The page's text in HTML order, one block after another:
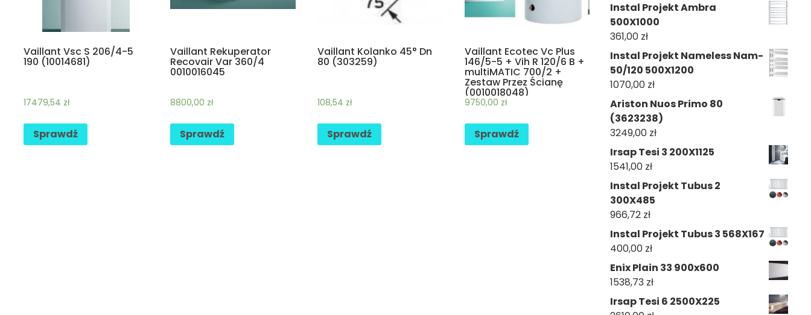
Vaillant Vsc S 206/4-5
190 (10014681)
17479,54 zł
Sprawdź
Vaillant Rekuperator
Recovair Var 360/4
0010016045
8800,00 zł
Sprawdź
Vaillant Kolanko 45° Dn
80 (303259)
108,54 zł
Sprawdź
Vaillant Ecotec Vc Plus
146/5-5 + Vih R 120/6 B +
multiMATIC 700/2 +
Zestaw Przez Ścianę
(0010018048)
9750,00 zł
Sprawdź
Instal Projekt Ambra
500X1000
361,00 zł
Instal Projekt Nameless Nam-
50/120 500X1200
1070,00 zł
Ariston Nuos Primo 80
(3623238)
3249,00 zł
Irsap Tesi 3 200X1125
1541,00 zł
Instal Projekt Tubus 2
300X485
966,72 zł
Instal Projekt Tubus 3 568X167
400,00 zł
Enix Plain 33 900x600
1538,73 zł
Irsap Tesi 6 2500X225